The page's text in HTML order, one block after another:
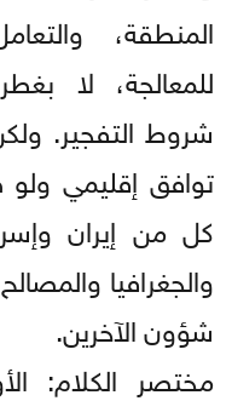
المنطقة،
للمعالجة، لا
شروط التفجير.
توافق إقليمي ولو
كل من إيران
والجغرافيا
شؤون الآخرين.
مختصر الكلام: